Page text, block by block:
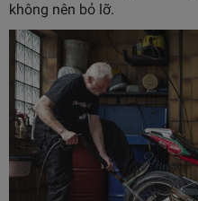
không nên bỏ lỡ.